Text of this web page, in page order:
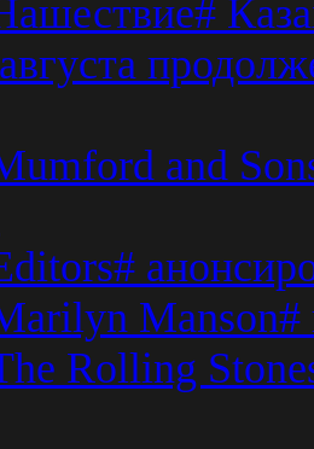
and
Manson#
Rolling